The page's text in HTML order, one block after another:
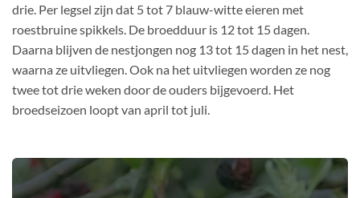
drie. Per legsel zijn dat 5 tot 7 blauw-witte eieren met
roestbruine spikkels. De broedduur is 12 tot 15 dagen.
Daarna blijven de nestjongen nog 13 tot 15 dagen in het nest,
waarna ze uitvliegen. Ook na het uitvliegen worden ze nog
twee tot drie weken door de ouders bijgevoerd. Het
broedseizoen loopt van april tot juli.